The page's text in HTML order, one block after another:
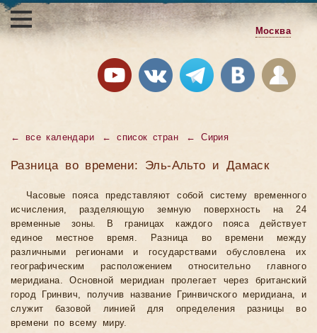
Москва
← все календари ←список стран ←Сирия
Разница во времени: Эль-Альто и Дамаск
Часовые пояса представляют собой систему временного
исчисления, разделяющую земную поверхность на 24
временные зоны. В границах каждого пояса действует
единое местное время. Разница во времени между
различными регионами и государствами обусловлена их
географическим расположением относительно главного
меридиана. Основной меридиан пролегает через британский
город Гринвич, получив название Гринвичского меридиана, и
служит базовой линией для определения разницы во
времени по всему миру.